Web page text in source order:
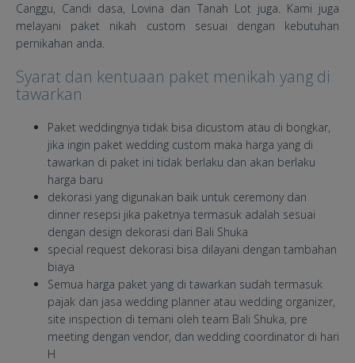
Canggu, Candi dasa, Lovina dan Tanah Lot juga. Kami juga
melayani paket nikah custom sesuai dengan kebutuhan
pernikahan anda.
Syarat dan kentuaan paket menikah yang di
tawarkan
Paket weddingnya tidak bisa dicustom atau di bongkar,
jika ingin paket wedding custom maka harga yang di
tawarkan di paket ini tidak berlaku dan akan berlaku
harga baru
dekorasi yang digunakan baik untuk ceremony dan
dinner resepsi jika paketnya termasuk adalah sesuai
dengan design dekorasi dari Bali Shuka
special request dekorasi bisa dilayani dengan tambahan
biaya
Semua harga paket yang di tawarkan sudah termasuk
pajak dan jasa wedding planner atau wedding organizer,
site inspection di temani oleh team Bali Shuka, pre
meeting dengan vendor, dan wedding coordinator di hari
H